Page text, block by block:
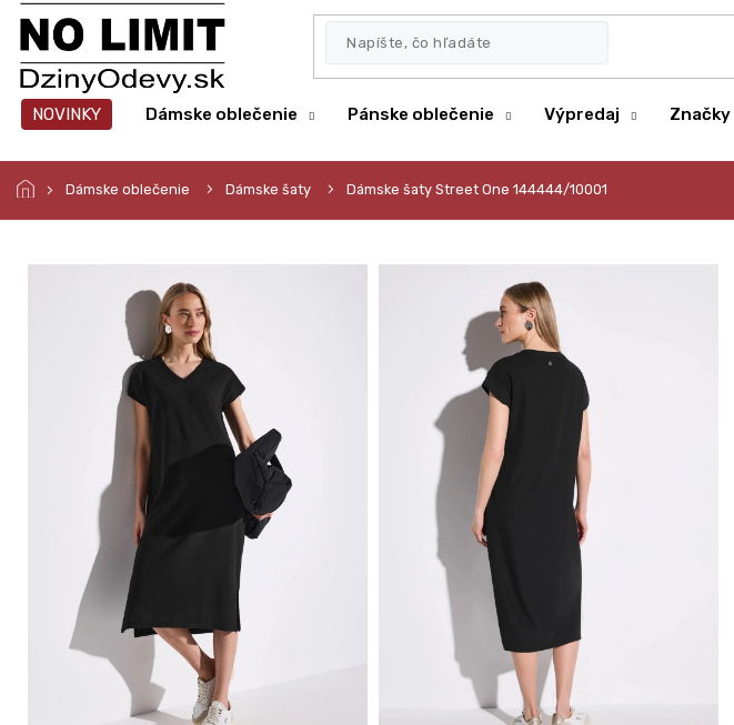
Prejsť
obsah
NOVINKY Dámske oblečenie Pánske oblečenie Výpredaj Značky
Dámske oblečenie Dámske šaty Dámske šaty Street One 144444/10001